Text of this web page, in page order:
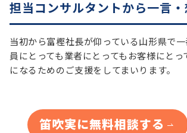
担当コンサルタントから一言
当初から富樫社長が仰っている山形県で
員にとっても業者にとってもお客様にと
になるためのご支援をしてまいります。
笛吹実に無料相談する